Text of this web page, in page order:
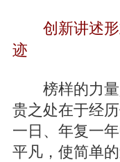
创新讲述
迹
榜样的力量
贵之处在于经
一日、年复一
平凡，使简单